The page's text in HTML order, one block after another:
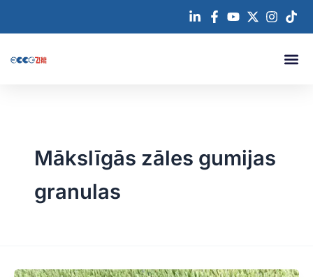
Mākslīgās zāles gumijas
granulas